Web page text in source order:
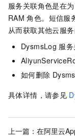
服务关联角色是在
RAM 角色。短信服
从而获取其他云服
DysmsLog 服务
如何删除
具体详情，请参见
上一篇： 在阿里云